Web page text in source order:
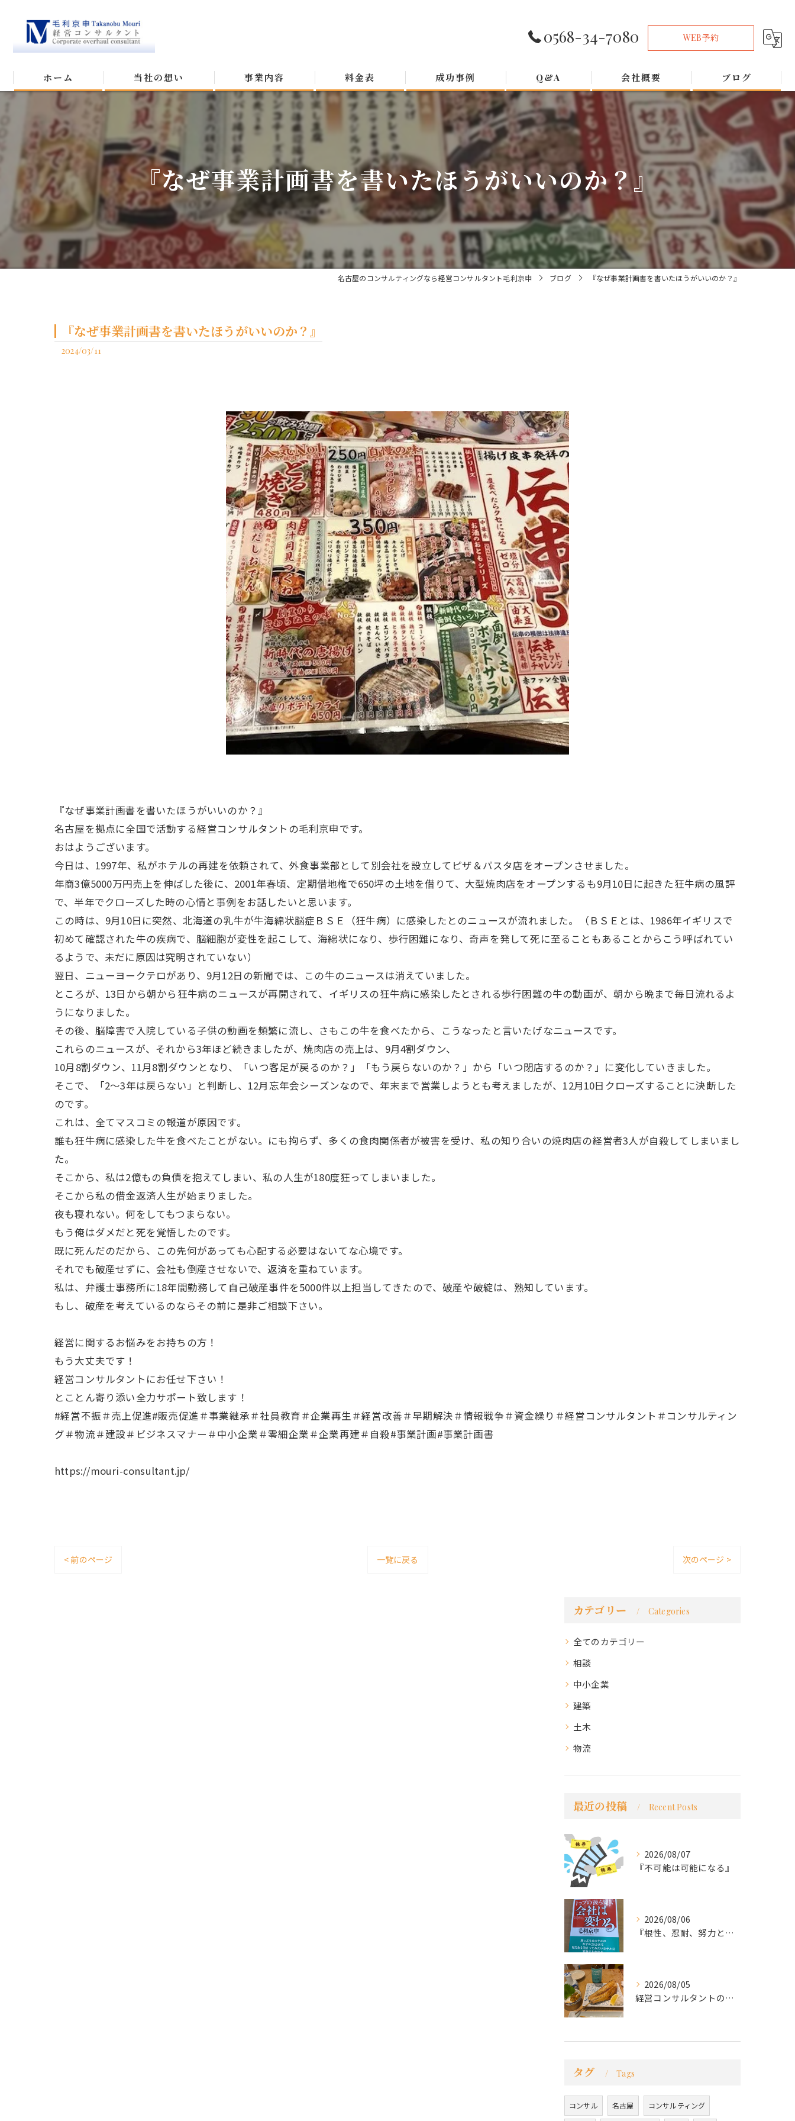
0568-34-7080 WEB予約
ホーム 当社の想い 事業内容 料金表 成功事例 Q&A 会社概要 ブログ
『なぜ事業計画書を書いたほうがいいのか？』
名古屋のコンサルティングなら経営コンサルタント毛利京申 ブログ 『なぜ事業計画書を書いたほうがいいのか？』
『なぜ事業計画書を書いたほうがいいのか？』
2024/03/11
『なぜ事業計画書を書いたほうがいいのか？』
名古屋を拠点に全国で活動する経営コンサルタントの毛利京申です。
おはようございます。
今日は、1997年、私がホテルの再建を依頼されて、外食事業部として別会社を設立してピザ＆パスタ店をオープンさせました。
年商3億5000万円売上を伸ばした後に、2001年春頃、定期借地権で650坪の土地を借りて、大型焼肉店をオープンするも9月10日に起きた狂牛病の風評
で、半年でクローズした時の心情と事例をお話したいと思います。
この時は、9月10日に突然、北海道の乳牛が牛海綿状脳症ＢＳＥ（狂牛病）に感染したとのニュースが流れました。（ＢＳＥとは、1986年イギリスで
初めて確認された牛の疾病で、脳細胞が変性を起こして、海綿状になり、歩行困難になり、奇声を発して死に至ることもあることからこう呼ばれてい
るようで、未だに原因は究明されていない）
翌日、ニューヨークテロがあり、9月12日の新聞では、この牛のニュースは消えていました。
ところが、13日から朝から狂牛病のニュースが再開されて、イギリスの狂牛病に感染したとされる歩行困難の牛の動画が、朝から晩まで毎日流れるよ
うになりました。
その後、脳障害で入院している子供の動画を頻繁に流し、さもこの牛を食べたから、こうなったと言いたげなニュースです。
これらのニュースが、それから3年ほど続きましたが、焼肉店の売上は、9月4割ダウン、
10月8割ダウン、11月8割ダウンとなり、「いつ客足が戻るのか？」「もう戻らないのか？」から「いつ閉店するのか？」に変化していきました。
そこで、「2～3年は戻らない」と判断し、12月忘年会シーズンなので、年末まで営業しようとも考えましたが、12月10日クローズすることに決断した
のです。
これは、全てマスコミの報道が原因です。
誰も狂牛病に感染した牛を食べたことがない。にも拘らず、多くの食肉関係者が被害を受け、私の知り合いの焼肉店の経営者3人が自殺してしまいまし
た。
そこから、私は2億もの負債を抱えてしまい、私の人生が180度狂ってしまいました。
そこから私の借金返済人生が始まりました。
夜も寝れない。何をしてもつまらない。
もう俺はダメだと死を覚悟したのです。
既に死んだのだから、この先何があっても心配する必要はないてな心境です。
それでも破産せずに、会社も倒産させないで、返済を重ねています。
私は、弁護士事務所に18年間勤務して自己破産事件を5000件以上担当してきたので、破産や破綻は、熟知しています。
もし、破産を考えているのならその前に是非ご相談下さい。
経営に関するお悩みをお持ちの方！
もう大丈夫です！
経営コンサルタントにお任せ下さい！
とことん寄り添い全力サポート致します！
#経営不振＃売上促進#販売促進＃事業継承＃社員教育＃企業再生＃経営改善＃早期解決＃情報戦争＃資金繰り＃経営コンサルタント＃コンサルティン
グ＃物流＃建設＃ビジネスマナー＃中小企業＃零細企業＃企業再建＃自殺#事業計画#事業計画書
https://mouri-consultant.jp/
< 前のページ 一覧に戻る 次のページ >
カテゴリー Categories
全てのカテゴリー
相談
中小企業
建築
土木
物流
最近の投稿 Recent Posts
2026/08/07
『不可能は可能になる』
2026/08/06
『根性、忍耐、努力という言葉は死語なのか』
2026/08/05
経営コンサルタントのモーちゃん・毛利京申です。
タグ Tags
コンサル 名古屋 コンサルティング